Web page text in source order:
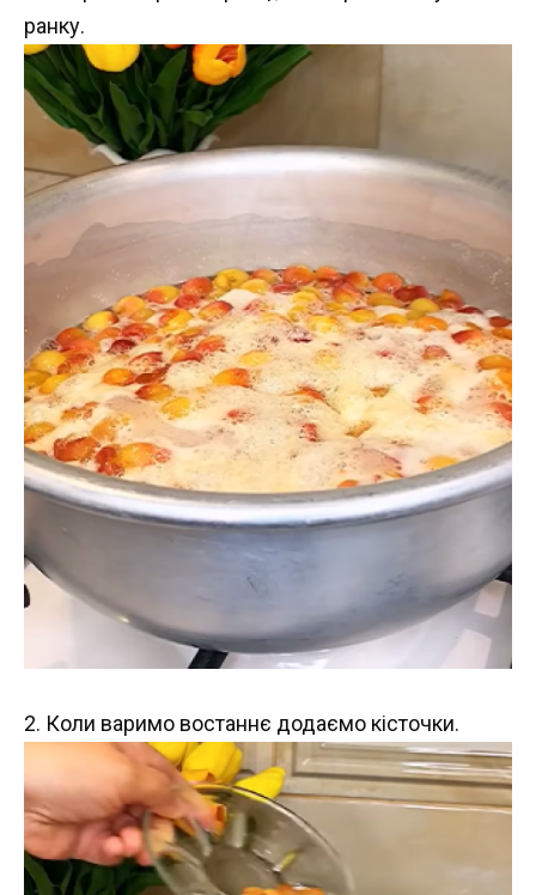
ранку.
2. Коли варимо востаннє додаємо кісточки.